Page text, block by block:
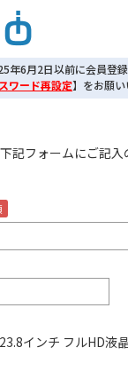
年6月2日以前に会員登
ワード再設定】 をお願
記フォームにご記
インチ フルHD液